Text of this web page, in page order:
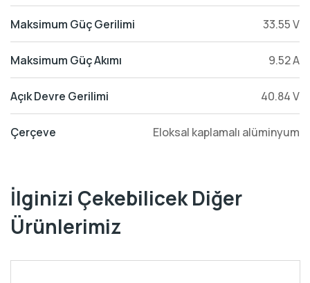
Maksimum Güç Gerilimi 33.55 V
Maksimum Güç Akımı 9.52 A
Açık Devre Gerilimi 40.84 V
Çerçeve Eloksal kaplamalı alüminyum
İlginizi Çekebilicek Diğer
Ürünlerimiz